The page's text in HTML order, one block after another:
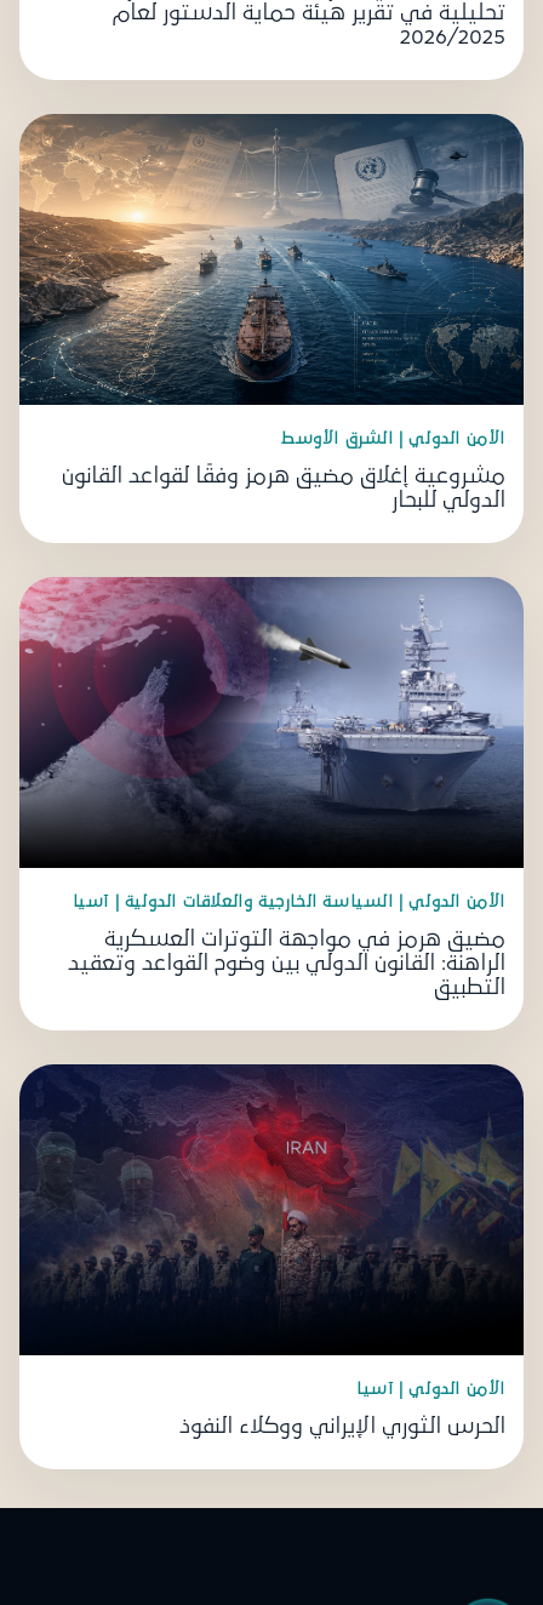
تحليلية في تقرير هيئة حماية الدستور لعام
2026/2025
الأمن الدولي | الشرق الأوسط
مشروعية إغلاق مضيق هرمز وفقًا لقواعد القانون
الدولي للبحار
الأمن الدولي | السياسة الخارجية والعلاقات الدولية | آسيا
مضيق هرمز في مواجهة التوترات العسكرية
الراهنة: القانون الدولي بين وضوح القواعد وتعقيد
التطبيق
الأمن الدولي | آسيا
الحرس الثوري الإيراني ووكلاء النفوذ